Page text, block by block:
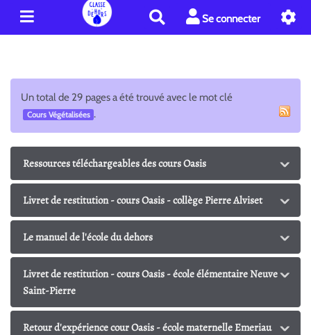
e
e
r
Se connecter
Un total de 29 pages a été trouvé avec le mot clé
Cours Végétalisées .
Ressources téléchargeables des cours Oasis
Livret de restitution - cours Oasis - collège Pierre Alviset
Le manuel de l'école du dehors
Livret de restitution - cours Oasis - école élémentaire Neuve
Saint-Pierre
Retour d'expérience cour Oasis - école maternelle Emeriau